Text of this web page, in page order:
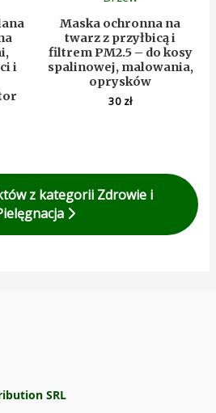
i
Maska ochronna na
twarz z przyłbicą i
filtrem PM2.5 – do kosy
spalinowej, malowania,
oprysków
30 zł
z kategorii Zdrowie i
SRL